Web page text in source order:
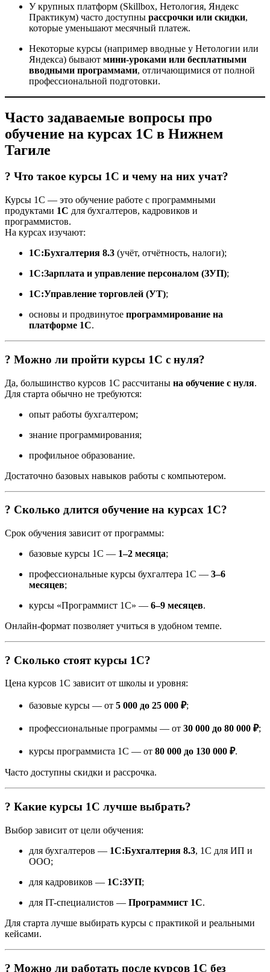
У крупных платформ (Skillbox, Нетология, Яндекс
Практикум) часто доступны рассрочки или скидки,
которые уменьшают месячный платеж.
Некоторые курсы (например вводные у Нетологии или
Яндекса) бывают мини-уроками или бесплатными
вводными программами, отличающимися от полной
профессиональной подготовки.
Часто задаваемые вопросы про
обучение на курсах 1С в Нижнем
Тагиле
? Что такое курсы 1С и чему на них учат?
Курсы 1С — это обучение работе с программными
продуктами 1С для бухгалтеров, кадровиков и
программистов.
На курсах изучают:
1С:Бухгалтерия 8.3 (учёт, отчётность, налоги);
1С:Зарплата и управление персоналом (ЗУП);
1С:Управление торговлей (УТ);
основы и продвинутое программирование на
платформе 1С.
? Можно ли пройти курсы 1С с нуля?
Да, большинство курсов 1С рассчитаны на обучение с нуля.
Для старта обычно не требуются:
опыт работы бухгалтером;
знание программирования;
профильное образование.
Достаточно базовых навыков работы с компьютером.
? Сколько длится обучение на курсах 1С?
Срок обучения зависит от программы:
базовые курсы 1С — 1–2 месяца;
профессиональные курсы бухгалтера 1С — 3–6
месяцев;
курсы «Программист 1С» — 6–9 месяцев.
Онлайн-формат позволяет учиться в удобном темпе.
? Сколько стоят курсы 1С?
Цена курсов 1С зависит от школы и уровня:
базовые курсы — от 5 000 до 25 000 ₽;
профессиональные программы — от 30 000 до 80 000 ₽;
курсы программиста 1С — от 80 000 до 130 000 ₽.
Часто доступны скидки и рассрочка.
? Какие курсы 1С лучше выбрать?
Выбор зависит от цели обучения:
для бухгалтеров — 1С:Бухгалтерия 8.3, 1С для ИП и
ООО;
для кадровиков — 1С:ЗУП;
для IT-специалистов — Программист 1С.
Для старта лучше выбирать курсы с практикой и реальными
кейсами.
? Можно ли работать после курсов 1С без